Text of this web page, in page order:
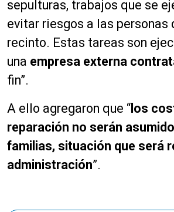
sepulturas, trabajos que se
evitar riesgos a las personas
recinto. Estas tareas son
una empresa externa
fin”.
A ello agregaron que “ los
reparación no serán
familias, situación que será
administración”.